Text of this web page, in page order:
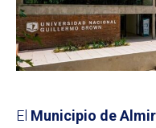
El Municipio de